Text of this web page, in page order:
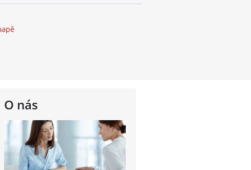
O nás